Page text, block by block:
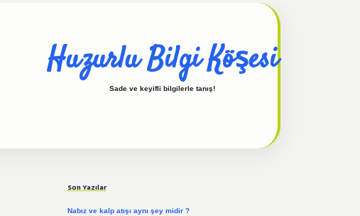
Huzurlu Bilgi Köşesi
Sade ve keyifli bilgilerle tanış!
Son Yazılar
Nabız ve kalp atışı aynı şey midir ?